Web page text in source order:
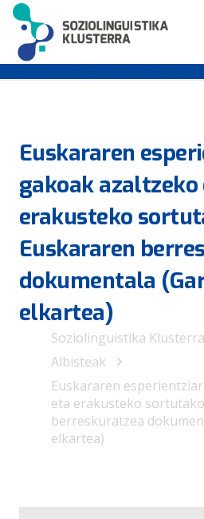
Euskararen
gakoak azaltzeko
erakusteko
Euskararen
dokumentala
elkartea)
Soziolinguistika Klusterra
Albisteak
Euskararen
eta erakusteko
berreskuratzea
elkartea)